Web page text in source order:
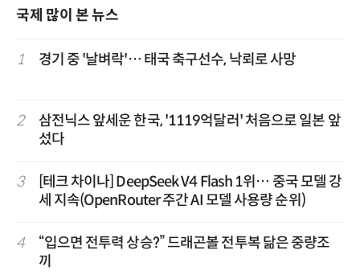
국제 많이 본 뉴스
1 경기 중 '날벼락'… 태국 축구선수, 낙뢰로 사망
2
삼전닉스 앞세운 한국, '1119억달러' 처음으로 일본 앞
섰다
3
[테크 차이나] DeepSeek V4 Flash 1위… 중국 모델 강
세 지속(OpenRouter 주간 AI 모델 사용량 순위)
4
“입으면 전투력 상승?” 드래곤볼 전투복 닮은 중량조
끼